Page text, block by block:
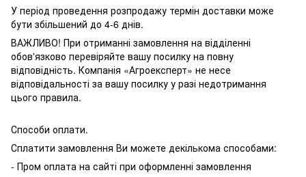
У період проведення розпродажу термін доставки може
бути збільшений до 4-6 днів.
ВАЖЛИВО! При отриманні замовлення на відділенні
обов'язково перевіряйте вашу посилку на повну
відповідність. Компанія «Агроексперт» не несе
відповідальності за вашу посилку у разі недотримання
цього правила.
Способи оплати.
Сплатити замовлення Ви можете декількома способами:
- Пром оплата на сайті при оформленні замовлення